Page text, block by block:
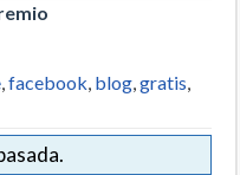
,facebook, blog,gratis,